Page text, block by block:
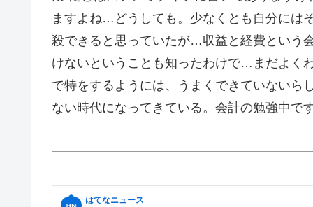
ますよね…どうしても。少なくとも自分には
殺できると思っていたが…収益と経費という
けないということも知ったわけで…まだよく
で特をするようには、うまくできていないら
ない時代になってきている。会計の勉強中です